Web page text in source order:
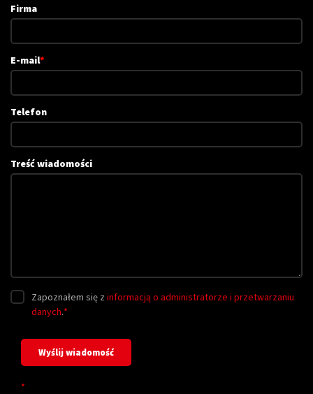
Firma
E-mail*
Telefon
Treść wiadomości
Zapoznałem się z informacją o administratorze i przetwarzaniu
danych.*
*